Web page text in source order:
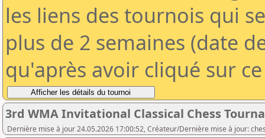
les liens des tournois qui
plus de 2 semaines (date
qu'après avoir cliqué sur
3rd WMA Invitational Classical Chess
Dernière mise à jour 24.05.2026 17:00:52, Créateur/Dernière mise à jour: